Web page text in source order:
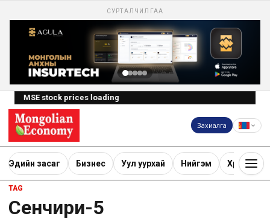
СУРТАЛЧИЛГАА
MSE stock prices loading
Захиалга
Эдийн засаг Бизнес Уул уурхай Нийгэм Хөрөнгө
TAG
Сенчири-5